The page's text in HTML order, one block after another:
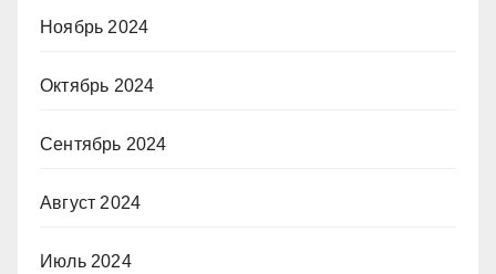
Ноябрь 2024
Октябрь 2024
Сентябрь 2024
Август 2024
Июль 2024